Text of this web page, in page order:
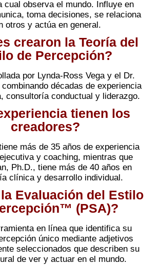
cual observa el mundo. Influye en
toma decisiones, se relaciona
otros y actúa en general.
crearon la Teoría del
de Percepción?
por Lynda-Ross Vega y el Dr.
décadas de experiencia
consultoría conductual y liderazgo.
tienen los
creadores?
más de 35 años de experiencia
y coaching, mientras que
Ph.D., tiene más de 40 años en
clínica y desarrollo individual.
Evaluación del Estilo
(PSA)?
en línea que identifica su
único mediante adjetivos
seleccionados que describen su
de ver y actuar en el mundo.